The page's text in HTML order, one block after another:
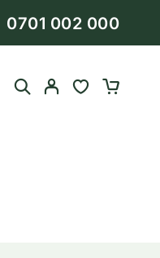
0701 002 000